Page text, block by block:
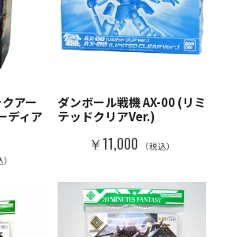
アー
ディア
ダンボール戦機 AX-00 (リミ
テッドクリアVer.)
￥11,000 （税込）